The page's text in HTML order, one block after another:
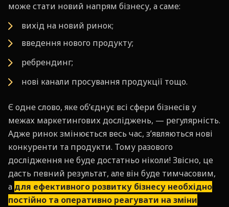
може стати новий напрям бізнесу, а саме:
вихід на новий ринок;
введення нового продукту;
ребрендинг;
нові канали просування продукції тощо.
Є одне слово, яке об’єднує всі сфери бізнесів у
межах маркетингових досліджень, — регулярність.
Адже ринок змінюється весь час, з’являються нові
конкуренти та продукти. Тому разового
дослідження не буде достатньо ніколи! Звісно, це
дасть певний результат, але він буде тимчасовим,
а для ефективного розвитку бізнесу необхідно
постійно та оперативно реагувати на зміни